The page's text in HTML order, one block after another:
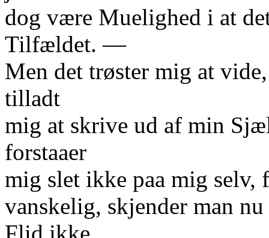
dog være Muelighed i at
Tilfældet. —
Men det trøster mig at
tilladt
mig at skrive ud af min
forstaaer
mig slet ikke paa mig selv,
vanskelig, skjender man